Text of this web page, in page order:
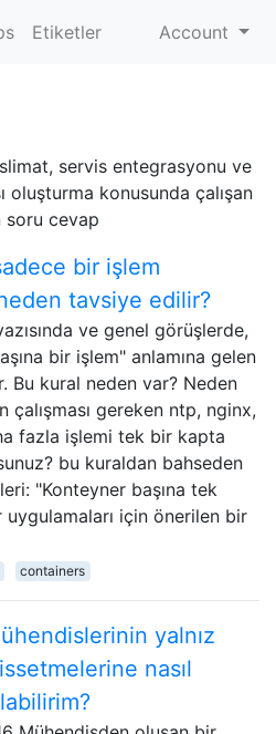
Etiketler Account
servis entegrasyonu ve
oluşturma konusunda çalışan
soru cevap
bir işlem
tavsiye edilir?
ve genel görüşlerde,
bir işlem" anlamına gelen
Bu kural neden var? Neden
çalışması gereken ntp, nginx,
fazla işlemi tek bir kapta
bu kuraldan bahseden
"Konteyner başına tek
uygulamaları için önerilen bir
containers
yalnız
nasıl